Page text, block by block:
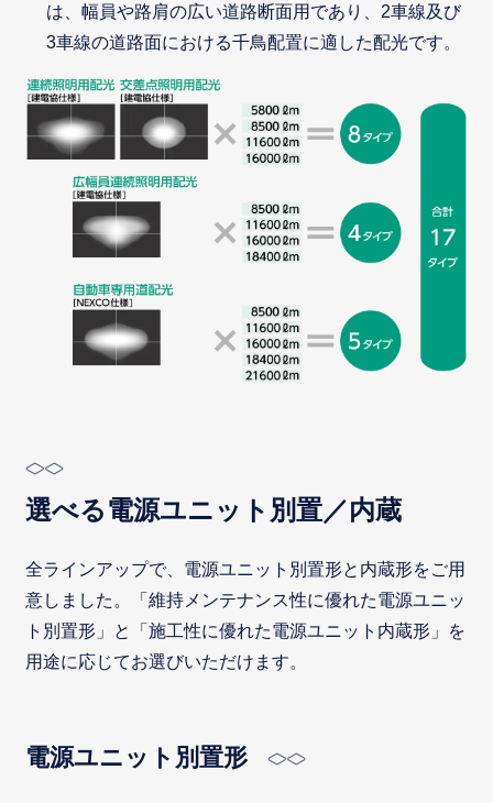
は、幅員や路肩の広い道路断面用であり、2車線及び
3車線の道路面における千鳥配置に適した配光です。
選べる電源ユニット別置／内蔵
全ラインアップで、電源ユニット別置形と内蔵形をご用
意しました。「維持メンテナンス性に優れた電源ユニッ
ト別置形」と「施工性に優れた電源ユニット内蔵形」を
用途に応じてお選びいただけます。
電源ユニット別置形